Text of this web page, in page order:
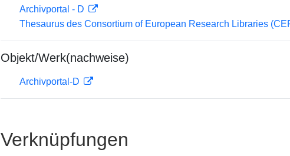
Archivportal - D
Thesaurus des Consortium of European Research Libraries
Objekt/Werk(nachweise)
Archivportal-D
Verknüpfungen